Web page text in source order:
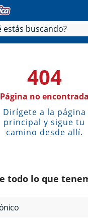
404
Página no encontrada
Dirígete a la página
principal y sigue tu
camino desde allí.
todo lo que